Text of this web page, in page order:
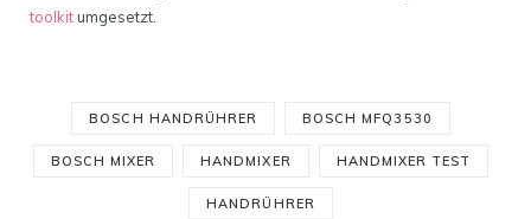
toolkitumgesetzt.
BOSCH HANDRÜHRER BOSCH MFQ3530
BOSCH MIXER HANDMIXER HANDMIXER TEST
HANDRÜHRER